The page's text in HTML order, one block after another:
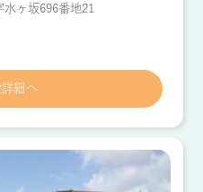
ヶ坂696番地21
細へ